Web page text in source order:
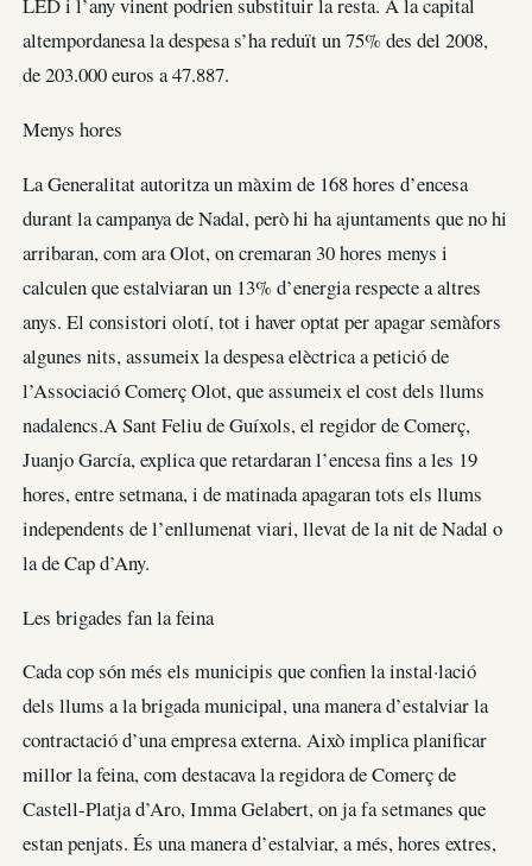
LED i l’any vinent podrien substituir la resta. A la capital
altempordanesa la despesa s’ha reduït un 75% des del 2008,
de 203.000 euros a 47.887.
Menys hores
La Generalitat autoritza un màxim de 168 hores d’encesa
durant la campanya de Nadal, però hi ha ajuntaments que no hi
arribaran, com ara Olot, on cremaran 30 hores menys i
calculen que estalviaran un 13% d’energia respecte a altres
anys. El consistori olotí, tot i haver optat per apagar semàfors
algunes nits, assumeix la despesa elèctrica a petició de
l’Associació Comerç Olot, que assumeix el cost dels llums
nadalencs.A Sant Feliu de Guíxols, el regidor de Comerç,
Juanjo García, explica que retardaran l’encesa fins a les 19
hores, entre setmana, i de matinada apagaran tots els llums
independents de l’enllumenat viari, llevat de la nit de Nadal o
la de Cap d’Any.
Les brigades fan la feina
Cada cop són més els municipis que confien la instal·lació
dels llums a la brigada municipal, una manera d’estalviar la
contractació d’una empresa externa. Això implica planificar
millor la feina, com destacava la regidora de Comerç de
Castell-Platja d’Aro, Imma Gelabert, on ja fa setmanes que
estan penjats. És una manera d’estalviar, a més, hores extres,